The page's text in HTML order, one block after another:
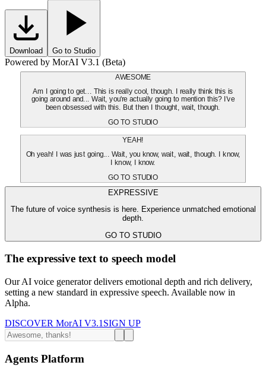
Download Go to Studio
Powered by MorAI V3.1 (Beta)
AWESOME
Am I going to get... This is really cool, though. I really think this is
going around and... Wait, you're actually going to mention this? I've
been obsessed with this. But then I thought, wait, though.
GO TO STUDIO
YEAH!
Oh yeah! I was just going... Wait, you know, wait, wait, though. I know,
I know, I know.
GO TO STUDIO
EXPRESSIVE
The future of voice synthesis is here. Experience unmatched emotional
depth.
GO TO STUDIO
The expressive text to speech model
Our AI voice generator delivers emotional depth and rich delivery,
setting a new standard in expressive speech. Available now in
Alpha.
DISCOVER MorAI V3.1 SIGN UP
Agents Platform